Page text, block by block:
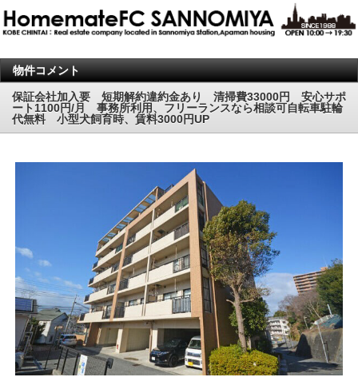
物件コメント
保証会社加入要 短期解約違約金あり 清掃費33000円 安心サポ
ート1100円/月 事務所利用、フリーランスなら相談可自転車駐輪
代無料 小型犬飼育時、賃料3000円UP